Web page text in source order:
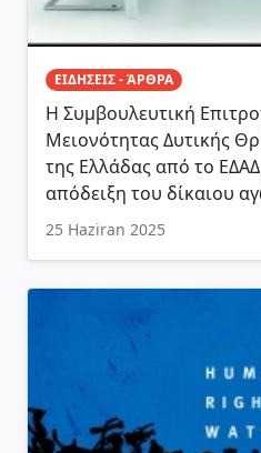
ΕΙΔΗΣΕΙΣ - ΆΡΘΡΑ
Η Συμβουλευτική
Μειονότητας Δυτικής
της Ελλάδας από το
απόδειξη του δίκαιου
25 Haziran 2025